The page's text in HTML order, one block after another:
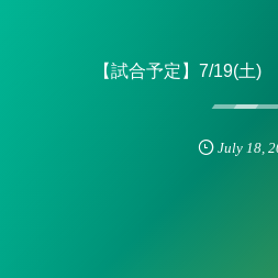
【試合予定】7/19(土
July 18,